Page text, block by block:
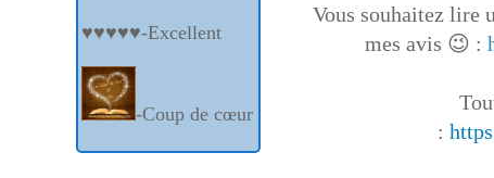
Vous souhaitez lire
mes avis 😉 :
:
♥♥♥♥♥-Excellent
-Coup de cœur